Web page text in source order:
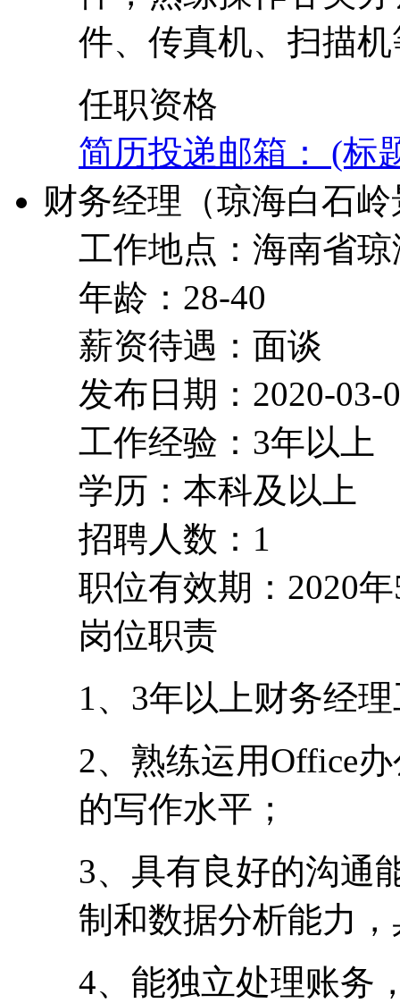
件、传真机、扫描
任职资格
简历投递邮箱： (标
财务经理（琼海白石
工作地点：海南省
年龄：28-40
薪资待遇：面谈
发布日期：2020-03-
工作经验：3年以上
学历：本科及以上
招聘人数：1
职位有效期：2020
岗位职责
1、3年以上财务经
2、熟练运用Office
的写作水平；
3、具有良好的沟通
制和数据分析能力
4、能独立处理账务